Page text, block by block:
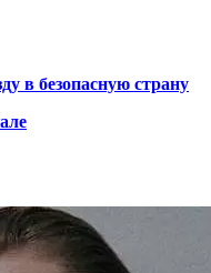
в безопасную страну